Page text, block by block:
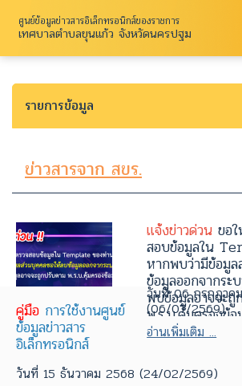
ศูนย์ข้อมูลข่าวสารอิเล็กทรอนิกส์ของราชการ
เทศบาลตำบลขุนแก้ว จังหวัดนครปฐม
รายการข้อมูล
ข่าวสารจาก สขร.
แจ้งข่าวด่วน ขอ
สอบข้อมูลใน
หากพบว่ามีข้อมู
ข้อมูลออกจากร
พบข้อมูลอาจจะ
พ.ร.บ.คุ้มครองข้
วันที่ 06 กรกฎาค
(06/07/2569)
อ่านเพิ่มเติม ...
คู่มือ การใช้งานศูนย์
ข้อมูลข่าวสาร
อิเล็กทรอนิกส์
วันที่ 15 ธันวาคม 2568 (24/02/2569)